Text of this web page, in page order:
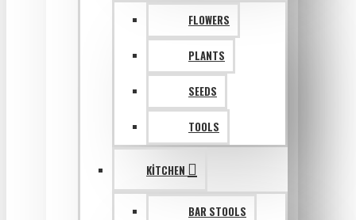
FLOWERS
PLANTS
SEEDS
TOOLS
KITCHEN
BAR STOOLS